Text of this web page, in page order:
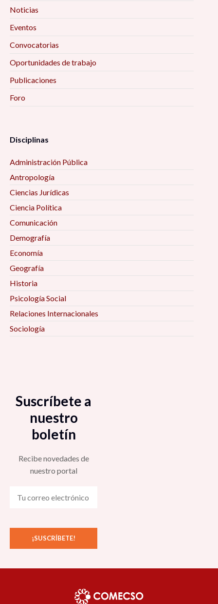
Noticias
Eventos
Convocatorias
Oportunidades de trabajo
Publicaciones
Foro
Disciplinas
Administración Pública
Antropología
Ciencias Jurídicas
Ciencia Política
Comunicación
Demografía
Economía
Geografía
Historia
Psicología Social
Relaciones Internacionales
Sociología
Suscríbete a
nuestro
boletín
Recibe novedades de
nuestro portal